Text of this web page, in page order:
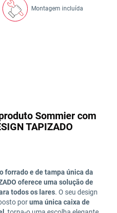
Montagem incluída
Sommier com
TAPIZADO
forrado e de tampa única da
oferece uma solução de
todos os lares. O seu design
poruma única caixa de